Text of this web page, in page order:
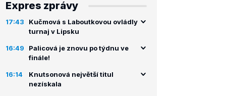
Expres zprávy
17:43
Kučmová s Laboutkovou ovládly
turnaj v Lipsku
16:49
Palicová je znovu po týdnu ve
finále!
16:14
Knutsonová největší titul
nezískala